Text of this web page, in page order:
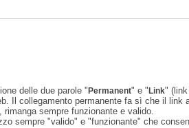
delle due parole "Permanent" e "Link"
Il collegamento permanente fa sì che il link
sempre funzionante e valido.
sempre "valido" e "funzionante" che